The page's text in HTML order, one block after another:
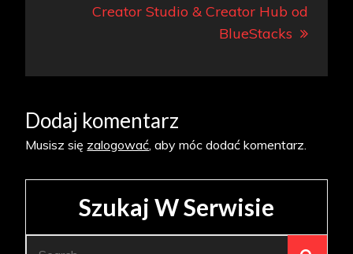
Creator Studio & Creator Hub od
BlueStacks
Dodaj komentarz
Musisz się zalogować, aby móc dodać komentarz.
Szukaj W Serwisie